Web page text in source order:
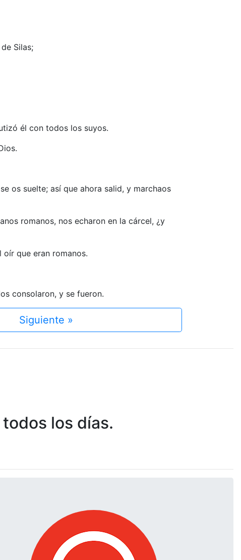
Silas;
él con todos los suyos.
os suelte; así que ahora salid, y marchaos
romanos, nos echaron en la cárcel, ¿y
que eran romanos.
consolaron, y se fueron.
Siguiente »
los días.